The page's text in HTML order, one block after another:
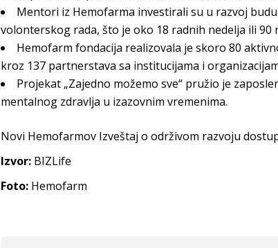
Mentori iz Hemofarma investirali su u razvoj
volonterskog rada, što je oko 18 radnih nedelja ili 90
Hemofarm fondacija realizovala je skoro 80
kroz 137 partnerstava sa institucijama i
Projekat „Zajedno možemo sve“ pružio je
mentalnog zdravlja u izazovnim vremenima.
Novi Hemofarmov Izveštaj o održivom razvoju
Izvor: BIZLife
Foto: Hemofarm